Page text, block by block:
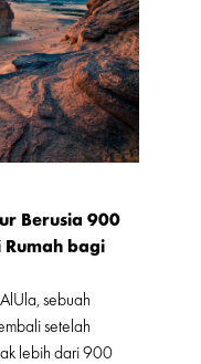
Berusia 900
bagi
sebuah
setelah
lebih dari 900